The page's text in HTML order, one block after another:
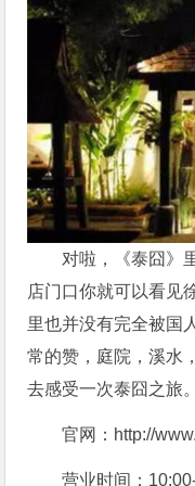
对啦，《泰囧》
店门口你就可以看见
里也并没有完全被国
常的赞，庭院，溪水
去感受一次泰囧之旅。
官网：http://
营业时间：